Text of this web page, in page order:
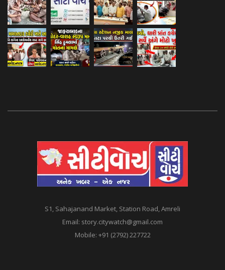
S1, Sahajanand Market, Station Road, Amreli
Email: story.citywatch@gmail.com
Mobile: +91 (2792) 227722